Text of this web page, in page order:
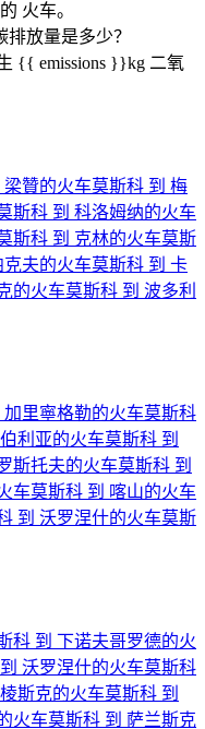
火车。
放量是多少？
{{ emissions }}kg 二氧
梁贊的火车莫斯科 到 梅
斯科 到 科洛姆纳的火车
斯科 到 克林的火车莫斯
夫的火车莫斯科 到 卡
的火车莫斯科 到 波多利
加里寧格勒的火车莫斯科
利亚的火车莫斯科 到
斯托夫的火车莫斯科 到
车莫斯科 到 喀山的火车
到 沃罗涅什的火车莫斯
科 到 下诺夫哥罗德的火
沃罗涅什的火车莫斯科
斯克的火车莫斯科 到
火车莫斯科 到 萨兰斯克